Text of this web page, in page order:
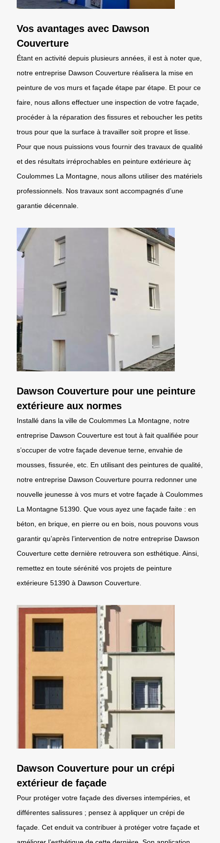
Vos avantages avec Dawson
Couverture
Étant en activité depuis plusieurs années, il est à noter que,
notre entreprise Dawson Couverture réalisera la mise en
peinture de vos murs et façade étape par étape. Et pour ce
faire, nous allons effectuer une inspection de votre façade,
procéder à la réparation des fissures et reboucher les petits
trous pour que la surface à travailler soit propre et lisse.
Pour que nous puissions vous fournir des travaux de qualité
et des résultats irréprochables en peinture extérieure àç
Coulommes La Montagne, nous allons utiliser des matériels
professionnels. Nos travaux sont accompagnés d’une
garantie décennale.
Dawson Couverture pour une peinture
extérieure aux normes
Installé dans la ville de Coulommes La Montagne, notre
entreprise Dawson Couverture est tout à fait qualifiée pour
s’occuper de votre façade devenue terne, envahie de
mousses, fissurée, etc. En utilisant des peintures de qualité,
notre entreprise Dawson Couverture pourra redonner une
nouvelle jeunesse à vos murs et votre façade à Coulommes
La Montagne 51390. Que vous ayez une façade faite : en
béton, en brique, en pierre ou en bois, nous pouvons vous
garantir qu’après l’intervention de notre entreprise Dawson
Couverture cette dernière retrouvera son esthétique. Ainsi,
remettez en toute sérénité vos projets de peinture
extérieure 51390 à Dawson Couverture.
Dawson Couverture pour un crépi
extérieur de façade
Pour protéger votre façade des diverses intempéries, et
différentes salissures ; pensez à appliquer un crépi de
façade. Cet enduit va contribuer à protéger votre façade et